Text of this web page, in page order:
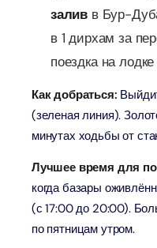
залив в Бур-
в 1 дирхам за
поездка на
Как добраться:
(зеленая линия).
минутах ходьбы от
Лучшее время для
когда базары
(с 17:00 до 20:00).
по пятницам утром.